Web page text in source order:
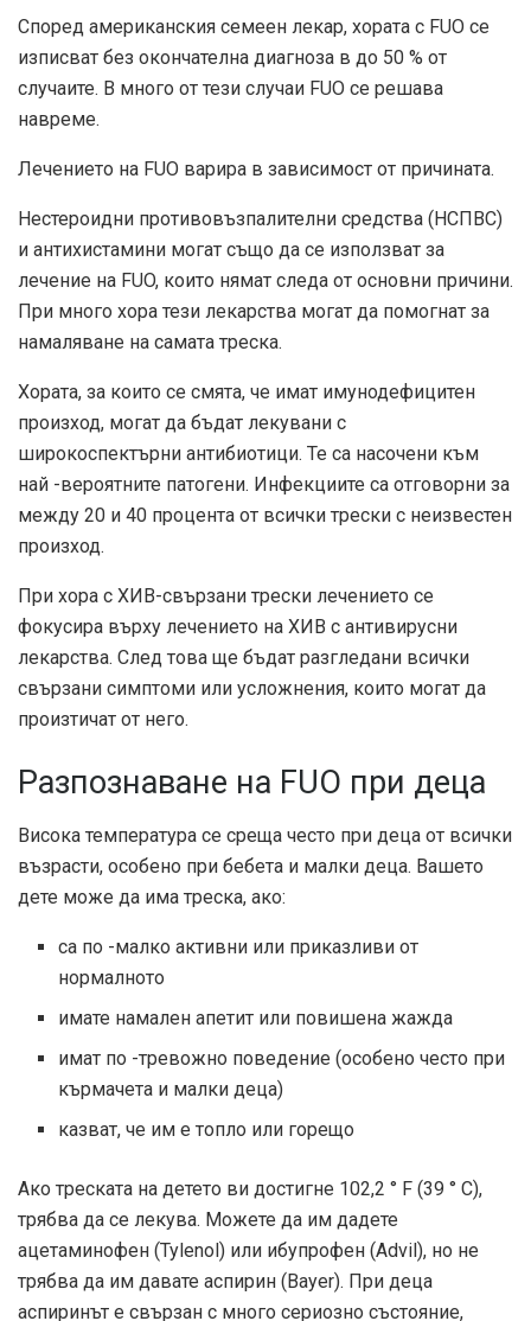
Според американския семеен лекар, хората с FUO се
изписват без окончателна диагноза в до 50 % от
случаите. В много от тези случаи FUO се решава
навреме.
Лечението на FUO варира в зависимост от причината.
Нестероидни противовъзпалителни средства (НСПВС)
и антихистамини могат също да се използват за
лечение на FUO, които нямат следа от основни причини.
При много хора тези лекарства могат да помогнат за
намаляване на самата треска.
Хората, за които се смята, че имат имунодефицитен
произход, могат да бъдат лекувани с
широкоспектърни антибиотици. Те са насочени към
най -вероятните патогени. Инфекциите са отговорни за
между 20 и 40 процента от всички трески с неизвестен
произход.
При хора с ХИВ-свързани трески лечението се
фокусира върху лечението на ХИВ с антивирусни
лекарства. След това ще бъдат разгледани всички
свързани симптоми или усложнения, които могат да
произтичат от него.
Разпознаване на FUO при деца
Висока температура се среща често при деца от всички
възрасти, особено при бебета и малки деца. Вашето
дете може да има треска, ако:
са по -малко активни или приказливи от
нормалното
имате намален апетит или повишена жажда
имат по -тревожно поведение (особено често при
кърмачета и малки деца)
казват, че им е топло или горещо
Ако треската на детето ви достигне 102,2 ° F (39 ° C),
трябва да се лекува. Можете да им дадете
ацетаминофен (Tylenol) или ибупрофен (Advil), но не
трябва да им давате аспирин (Bayer). При деца
аспиринът е свързан с много сериозно състояние,